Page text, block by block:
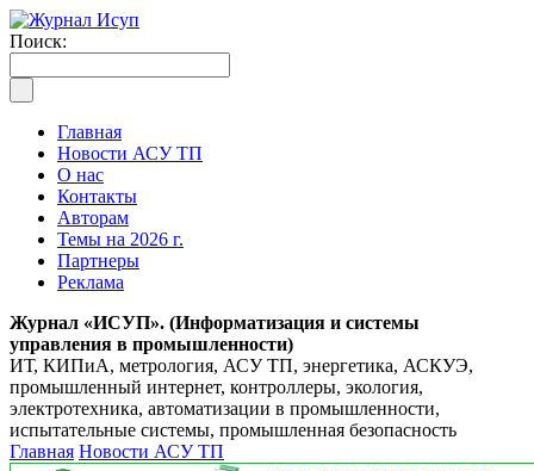
Поиск:
Главная
Новости АСУ ТП
О нас
Контакты
Авторам
Темы на 2026 г.
Партнеры
Реклама
Журнал «ИСУП». (Информатизация и системы
управления в промышленности)
ИТ, КИПиА, метрология, АСУ ТП, энергетика, АСКУЭ,
промышленный интернет, контроллеры, экология,
электротехника, автоматизации в промышленности,
испытательные системы, промышленная безопасность
Главная Новости АСУ ТП